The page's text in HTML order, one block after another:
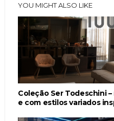
YOU MIGHT ALSO LIKE
Coleção Ser Todeschini
e com estilos variados